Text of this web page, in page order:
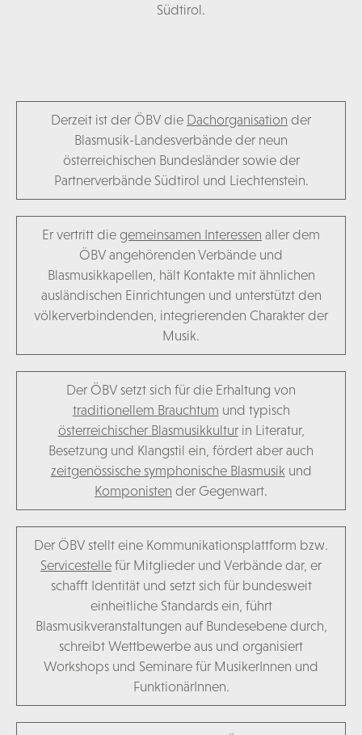
Südtirol.
Derzeit ist der ÖBV die Dachorganisation der
Blasmusik-Landesverbände der neun
österreichischen Bundesländer sowie der
Partnerverbände Südtirol und Liechtenstein.
Er vertritt die gemeinsamen Interessen aller dem
ÖBV angehörenden Verbände und
Blasmusikkapellen, hält Kontakte mit ähnlichen
ausländischen Einrichtungen und unterstützt den
völkerverbindenden, integrierenden Charakter der
Musik.
Der ÖBV setzt sich für die Erhaltung von
traditionellem Brauchtum und typisch
österreichischer Blasmusikkulturin Literatur,
Besetzung und Klangstil ein, fördert aber auch
zeitgenössische symphonische Blasmusik und
Komponisten der Gegenwart.
Der ÖBV stellt eine Kommunikationsplattform bzw.
Servicestelle für Mitglieder und Verbände dar, er
schafft Identität und setzt sich für bundesweit
einheitliche Standards ein, führt
Blasmusikveranstaltungen auf Bundesebene durch,
schreibt Wettbewerbe aus und organisiert
Workshops und Seminare für MusikerInnen und
FunktionärInnen.